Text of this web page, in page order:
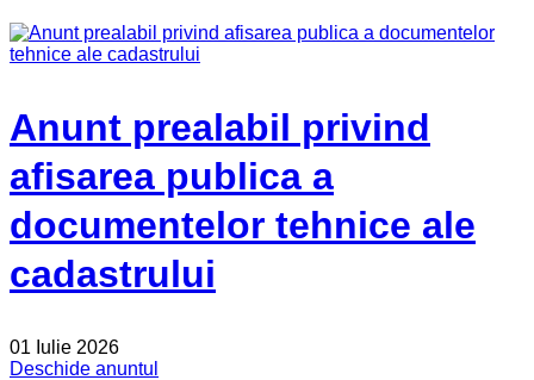
Anunt prealabil privind
afisarea publica a
documentelor tehnice ale
cadastrului
01 Iulie 2026
Deschide anuntul